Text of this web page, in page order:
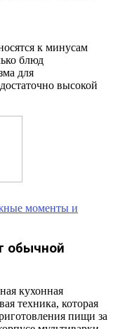
к минусам
блюд
для
высокой
моменты и
обычной
кухонная
техника, которая
пищи за